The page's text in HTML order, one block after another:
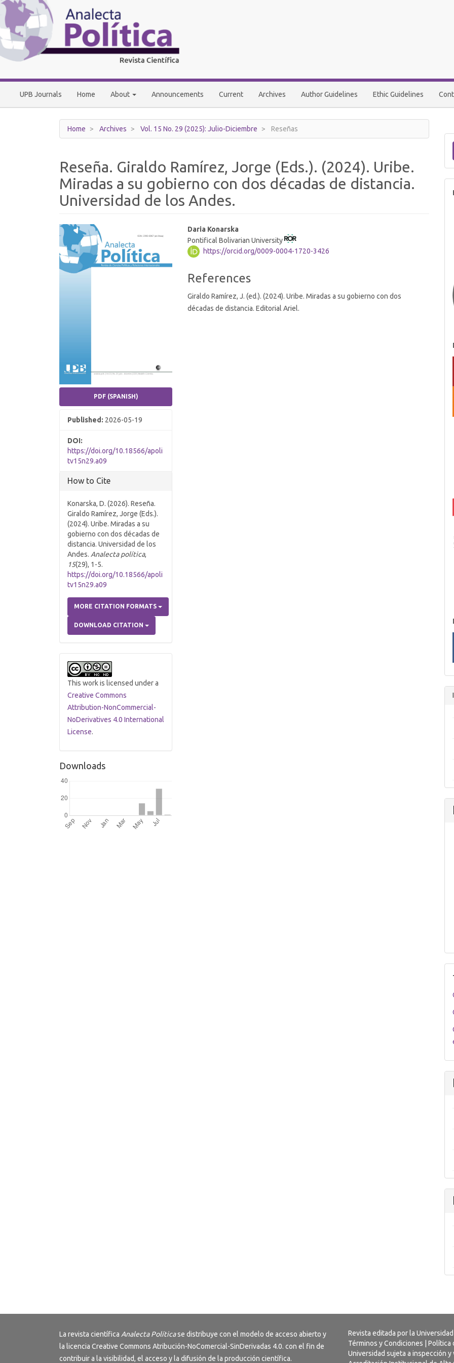
Main
Navigation
Main
Content
Sidebar
UPB Journals Home About Announcements Current Archives Author Guidelines Ethic Guidelines
Home Archives Vol. 15 No. 29 (2025): Julio-Diciembre Reseñas
Reseña. Giraldo Ramírez, Jorge (Eds.). (2024). Uribe.
Miradas a su gobierno con dos décadas de distancia.
Universidad de los Andes.
Article
Sidebar
PDF (SPANISH)
Published: 2026-05-19
DOI:
https://doi.org/10.18566/apoli
tv15n29.a09
How to Cite
Konarska, D. (2026). Reseña.
Giraldo Ramírez, Jorge (Eds.).
(2024). Uribe. Miradas a su
gobierno con dos décadas de
distancia. Universidad de los
Andes. Analecta política,
15(29), 1-5.
https://doi.org/10.18566/apoli
tv15n29.a09
MORE CITATION FORMATS
DOWNLOAD CITATION
This work is licensed under a
Creative Commons
Attribution-NonCommercial-
NoDerivatives 4.0 International
License.
Downloads
Main
Article
Content
Daria Konarska
Pontifical Bolivarian University
https://orcid.org/0009-0004-1720-3426
Article
Details
References
Giraldo Ramírez, J. (ed.). (2024). Uribe. Miradas a su gobierno con dos
décadas de distancia. Editorial Ariel.
a
La revista científica Analecta Políticase distribuye con el modelo de acceso abierto y
la licencia Creative Commons Atribución-NoComercial-SinDerivadas 4.0. con el fin de
contribuir a la visibilidad, el acceso y la difusión de la producción científica.
Revista editada por la
Términos y Condiciones
Política
Universidad sujeta a inspección